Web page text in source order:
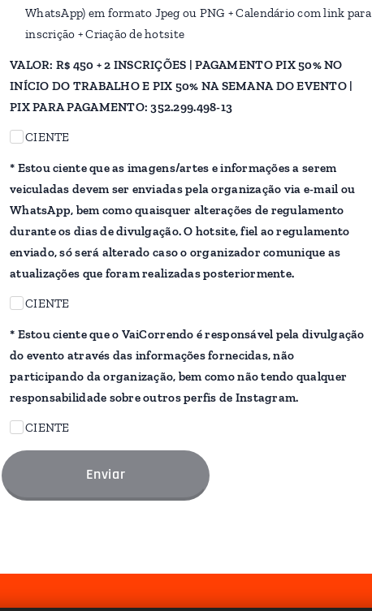
WhatsApp) em formato Jpeg ou PNG + Calendário com link para
inscrição + Criação de hotsite
VALOR: R$ 450 + 2 INSCRIÇÕES | PAGAMENTO PIX 50% NO
INÍCIO DO TRABALHO E PIX 50% NA SEMANA DO EVENTO |
PIX PARA PAGAMENTO: 352.299.498-13
CIENTE
* Estou ciente que as imagens/artes e informações a serem
veiculadas devem ser enviadas pela organização via e-mail ou
WhatsApp, bem como quaisquer alterações de regulamento
durante os dias de divulgação. O hotsite, fiel ao regulamento
enviado, só será alterado caso o organizador comunique as
atualizações que foram realizadas posteriormente.
CIENTE
* Estou ciente que o VaiCorrendo é responsável pela divulgação
do evento através das informações fornecidas, não
participando da organização, bem como não tendo qualquer
responsabilidade sobre outros perfis de Instagram.
CIENTE
Enviar